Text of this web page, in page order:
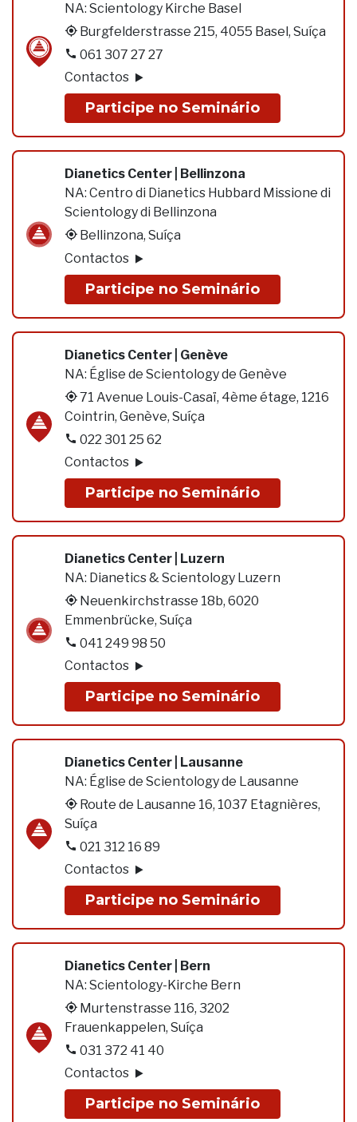
NA: Scientology Kirche Basel
Burgfelderstrasse 215, 4055 Basel, Suíça
061 307 27 27
Contactos
Participe no Seminário
Dianetics Center | Bellinzona
NA: Centro di Dianetics Hubbard Missione di
Scientology di Bellinzona
Bellinzona, Suíça
Contactos
Participe no Seminário
Dianetics Center | Genève
NA: Église de Scientology de Genève
71 Avenue Louis-Casaï, 4ème étage, 1216
Cointrin, Genève, Suíça
022 301 25 62
Contactos
Participe no Seminário
Dianetics Center | Luzern
NA: Dianetics & Scientology Luzern
Neuenkirchstrasse 18b, 6020
Emmenbrücke, Suíça
041 249 98 50
Contactos
Participe no Seminário
Dianetics Center | Lausanne
NA: Église de Scientology de Lausanne
Route de Lausanne 16, 1037 Etagnières,
Suíça
021 312 16 89
Contactos
Participe no Seminário
Dianetics Center | Bern
NA: Scientology-Kirche Bern
Murtenstrasse 116, 3202
Frauenkappelen, Suíça
031 372 41 40
Contactos
Participe no Seminário